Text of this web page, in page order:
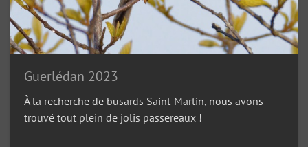
Guerlédan 2023
À la recherche de busards Saint-Martin, nous avons
trouvé tout plein de jolis passereaux !